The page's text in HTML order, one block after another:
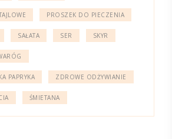
PROSZEK DO PIECZENIA
SAŁATA SER SKYR
PAPRYKA ZDROWE ODŻYWIANIE
ŚMIETANA